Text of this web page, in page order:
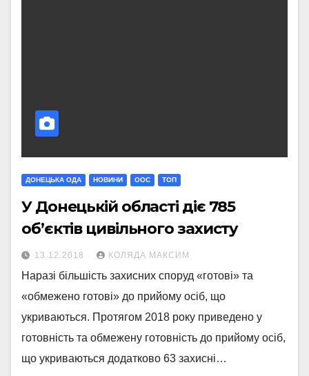
ДОНЕЦЬКА ОДА НОВИНИ ООС ТОП
У Донецькій області діє 785
об’єктів цивільного захисту
13.12.2018 КОЛЯДА МАКСИМ
Наразі більшість захисних споруд «готові» та
«обмежено готові» до прийому осіб, що
укриваються. Протягом 2018 року приведено у
готовність та обмежену готовність до прийому осіб,
що укриваються додатково 63 захисні…